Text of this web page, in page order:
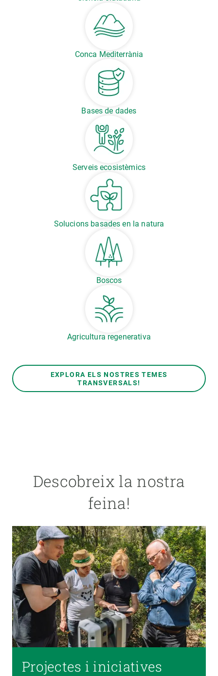
Conca Mediterrània
Bases de dades
Serveis ecosistèmics
Solucions basades en la natura
Boscos
Agricultura regenerativa
EXPLORA ELS NOSTRES TEMES
TRANSVERSALS!
Descobreix la nostra
feina!
Projectes i iniciatives